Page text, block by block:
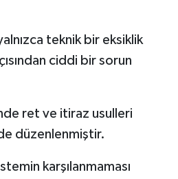
teknik bir eksiklik
ciddi bir sorun
ret ve itiraz usulleri
düzenlenmiştir.
karşılanmaması